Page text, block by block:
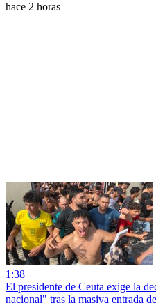
hace 2 horas
1:38
El presidente de Ceuta exige la
nacional" tras la masiva entrada